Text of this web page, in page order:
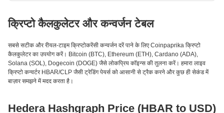
क्रिप्टो कैलकुलेटर और कन्वर्जन टेबल
सबसे सटीक और रीयल-टाइम क्रिप्टोकरेंसी कन्वर्जन दरें पाने के लिए Coinpaprika क्रिप्टो
कैलकुलेटर का उपयोग करें। Bitcoin (BTC), Ethereum (ETH), Cardano (ADA),
Solana (SOL), Dogecoin (DOGE) जैसे लोकप्रिय कॉइन्स की तुलना करें। हमारा लाइव
क्रिप्टो कन्वर्टर HBAR/CLP जैसी ट्रेडिंग पेयर्स को आसानी से ट्रैक करने और कुछ ही सेकंड में
बाज़ार समझने में मदद करता है।
Hedera Hashgraph Price (HBAR to USD)